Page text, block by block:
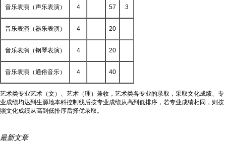
音乐表演（声乐表演） 4 57 3
音乐表演（器乐表演） 4 20
音乐表演（钢琴表演） 4 20
音乐表演（通俗音乐） 4 40
艺术类专业艺术（文）、艺术（理）兼收，艺术类各专业的录取，采取文化成绩、专
业成绩均达到生源地本科控制线后按专业成绩从高到低排序，若专业成绩相同，则按
照文化成绩从高到低排序后择优录取。
最新文章